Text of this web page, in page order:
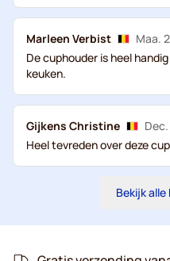
Marleen Verbist
Maa.
De cuphouder is heel
keuken.
Gijkens Christine
Heel tevreden over deze
Bekijk